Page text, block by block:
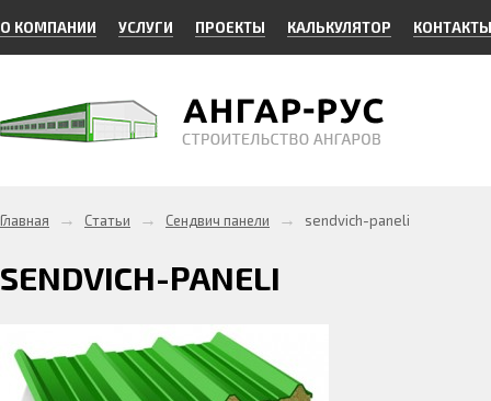
О КОМПАНИИ УСЛУГИ ПРОЕКТЫ КАЛЬКУЛЯТОР КОНТАКТЫ
Главная → Статьи → Сендвич панели → sendvich-paneli
SENDVICH-PANELI